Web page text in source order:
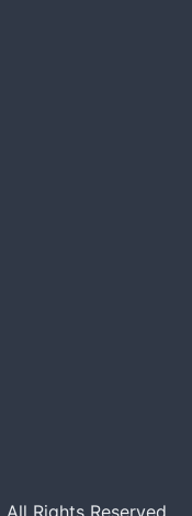
Rights Reserved